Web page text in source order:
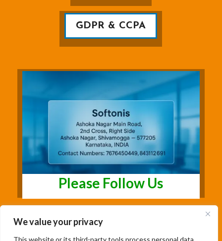
We value your privacy
This website or its third-party tools process personal data.
GDPR & CCPA
Please Follow Us